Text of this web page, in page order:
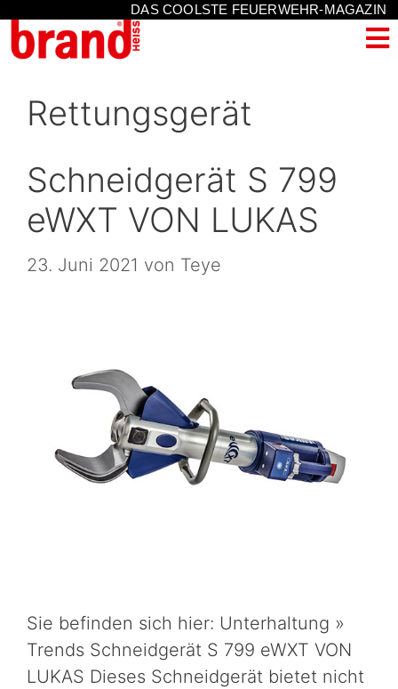
DAS COOLSTE FEUERWEHR-MAGAZIN
Rettungsgerät
Schneidgerät S 799
eWXT VON LUKAS
23. Juni 2021 von Teye
Sie befinden sich hier: Unterhaltung »
Trends Schneidgerät S 799 eWXT VON
LUKAS Dieses Schneidgerät bietet nicht